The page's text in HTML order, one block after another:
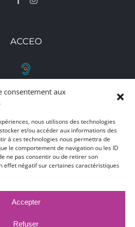
consentement aux
nous utilisons des technologies
et/ou accéder aux informations des
à ces technologies nous permettra de
le comportement de navigation ou les ID
ne pas consentir ou de retirer son
effet négatif sur certaines caractéristiques
Accepter
Refuser
ACCEO
NOUS
coordonnées et horaires
d'ouverture
CLIQUEZ ICI